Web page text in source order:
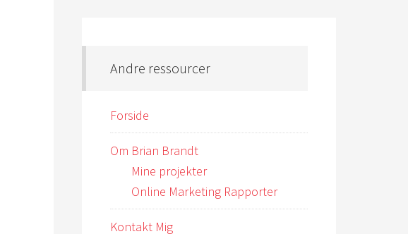
Andre ressourcer
Forside
Om Brian Brandt
Mine projekter
Online Marketing Rapporter
Kontakt Mig